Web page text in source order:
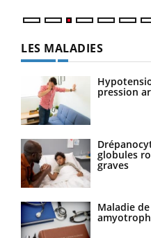
LES MALADIES
pression
globules
graves
Maladie